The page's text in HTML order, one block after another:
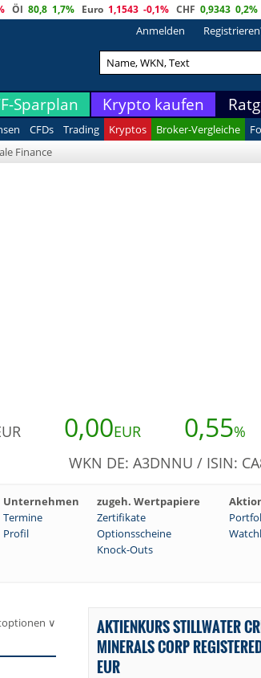
Öl 80,8 1,7% Euro 1,1543 -0,1% CHF 0,9343 0,2%
Anmelden
Sparplan Krypto kaufen
CFDs Trading Kryptos Broker-Vergleiche
Finance
0,00EUR 0,55%
WKN DE: A3DNNU / ISIN:
Unternehmen zugeh. Wertpapiere
Termine Zertifikate
Profil Optionsscheine
Knock-Outs
∨
AKTIENKURS STILLWATER
MINERALS CORP
EUR